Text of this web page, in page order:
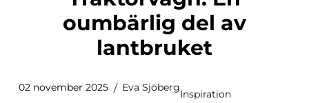
oumbärlig del av
lantbruket
02 november 2025 Eva Sjöberg
Inspiration